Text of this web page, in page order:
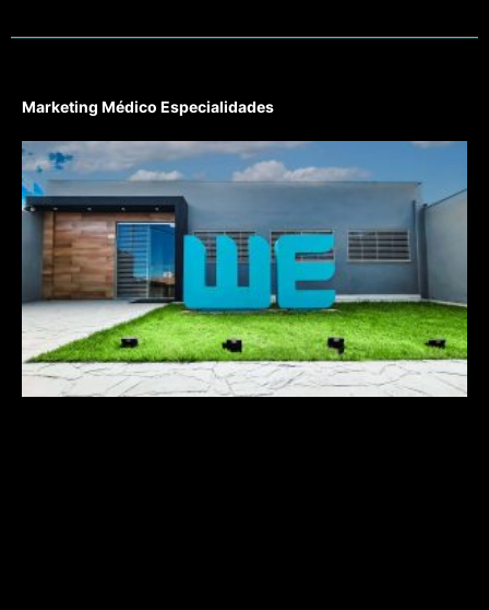
Marketing Médico Especialidades